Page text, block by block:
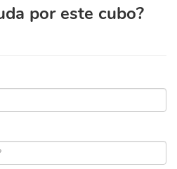
por este cubo?